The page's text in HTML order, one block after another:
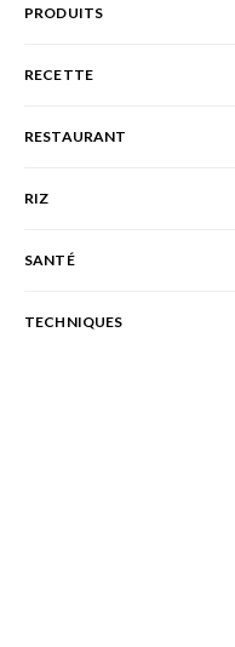
PRODUITS
RECETTE
RESTAURANT
RIZ
SANTÉ
TECHNIQUES